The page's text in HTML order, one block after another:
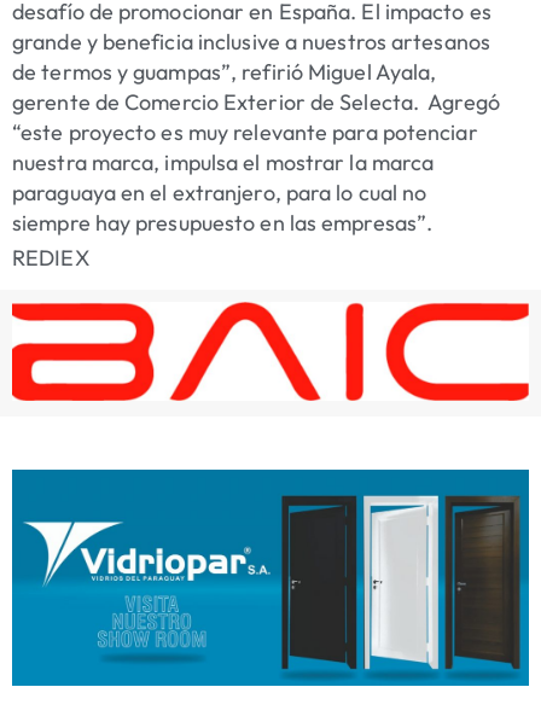
desafío de promocionar en España. El impacto es
grande y beneficia inclusive a nuestros artesanos
de termos y guampas”, refirió Miguel Ayala,
gerente de Comercio Exterior de Selecta. Agregó
“este proyecto es muy relevante para potenciar
nuestra marca, impulsa el mostrar la marca
paraguaya en el extranjero, para lo cual no
siempre hay presupuesto en las empresas”.
REDIEX